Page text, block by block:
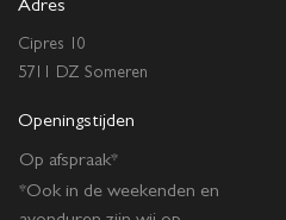
Adres
Cipres 10
5711 DZ Someren
Openingstijden
Op afspraak*
*Ook in de weekenden en